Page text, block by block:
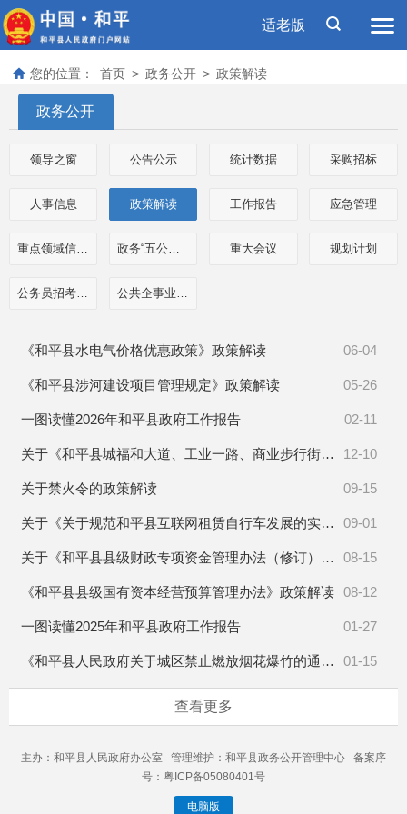
适老版
您的位置： 首页 > 政务公开 > 政策解读
政务公开
领导之窗 公告公示 统计数据 采购招标
人事信息 政策解读 工作报告 应急管理
重点领域信息公开 政务“五公开”专栏 重大会议 规划计划
06-04
《和平县水电气价格优惠政策》政策解读
05-26
《和平县涉河建设项目管理规定》政策解读
02-11
一图读懂2026年和平县政府工作报告
12-10
关于《和平县城福和大道、工业一路、商业步行街设置为机动车违停严管路段的通告》政策解读
09-15
关于禁火令的政策解读
09-01
关于《关于规范和平县互联网租赁自行车发展的实施意见》的政策解读
08-15
关于《和平县县级财政专项资金管理办法（修订）》的政策解读
08-12
《和平县县级国有资本经营预算管理办法》政策解读
01-27
一图读懂2025年和平县政府工作报告
01-15
《和平县人民政府关于城区禁止燃放烟花爆竹的通告》政策解读
查看更多
主办：和平县人民政府办公室 管理维护：和平县政务公开管理中心 备案序
号：粤ICP备05080401号
电脑版